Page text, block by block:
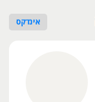
אינדקס